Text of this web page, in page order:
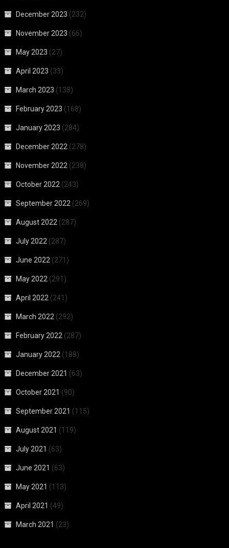
December 2023 (232)
November 2023 (66)
May 2023 (27)
April 2023 (33)
March 2023 (138)
February 2023 (168)
January 2023 (284)
December 2022 (278)
November 2022 (238)
October 2022 (243)
September 2022 (269)
August 2022 (287)
July 2022 (287)
June 2022 (271)
May 2022 (291)
April 2022 (241)
March 2022 (292)
February 2022 (287)
January 2022 (188)
December 2021 (63)
October 2021 (90)
September 2021 (115)
August 2021 (119)
July 2021 (63)
June 2021 (63)
May 2021 (113)
April 2021 (49)
March 2021 (23)